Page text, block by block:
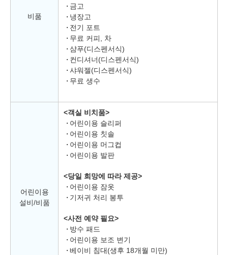
비품
금고
냉장고
전기 포트
무료 커피, 차
샴푸(디스펜서식)
컨디셔너(디스펜서식)
샤워젤(디스펜서식)
무료 생수
어린이용
설비/비품
<객실 비치품>
어린이용 슬리퍼
어린이용 칫솔
어린이용 머그컵
어린이용 발판
<당일 희망에 따라 제공>
어린이용 잠옷
기저귀 처리 봉투
<사전 예약 필요>
방수 패드
어린이용 보조 변기
베이비 침대(생후 18개월 미만)